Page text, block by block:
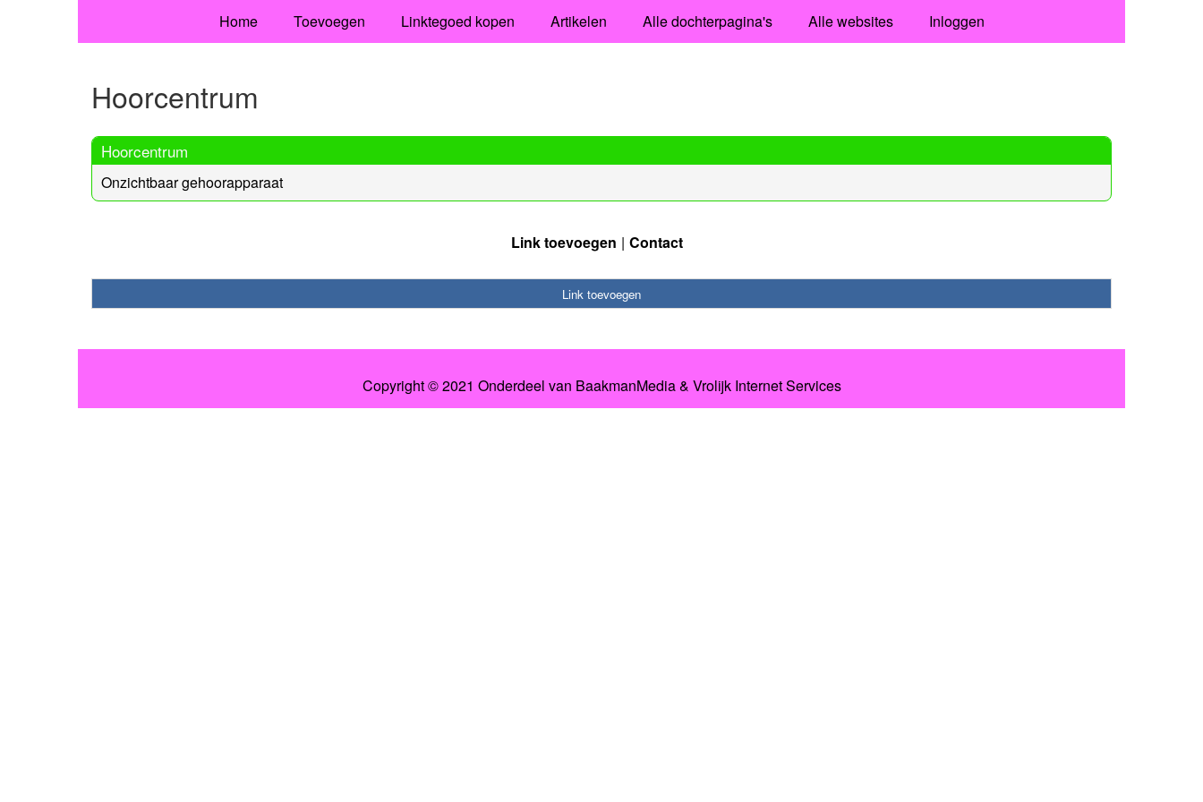
Home Toevoegen Linktegoed kopen Artikelen Alle dochterpagina's Alle websites Inloggen
Hoorcentrum
Hoorcentrum
Onzichtbaar gehoorapparaat
Link toevoegen Contact
Link toevoegen
Copyright © 2021 Onderdeel van BaakmanMedia & Vrolijk Internet Services